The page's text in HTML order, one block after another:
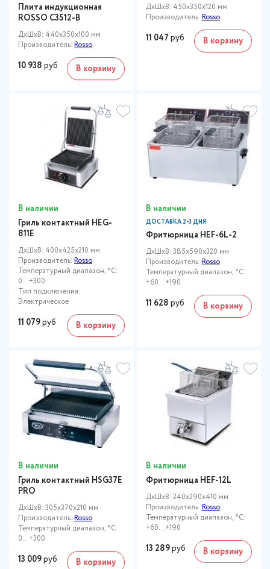
Плита индукционная
ROSSO C3512-B
ДxШxВ: 440x350x100 мм
Производитель: Rosso
10 938 руб В корзину
ДxШxВ: 450x350x120 мм
Производитель: Rosso
11 047 руб В корзину
В наличии
Гриль контактный HEG-
811E
ДxШxВ: 400x425x210 мм
Производитель: Rosso
Температурный диапазон, °C:
0…+300
Тип подключения:
Электрическое
11 079руб В корзину
В наличии
ДОСТАВКА 2-3 ДНЯ
Фритюрница HEF-6L-2
ДxШxВ: 385x590x320 мм
Производитель: Rosso
Температурный диапазон, °C:
+60…+190
11 628 руб В корзину
В наличии
Гриль контактный HSG37E
PRO
ДxШxВ: 305x370x210 мм
Производитель: Rosso
Температурный диапазон, °C:
0...+300
13 009руб В корзину
В наличии
Фритюрница HEF-12L
ДxШxВ: 240x290x410 мм
Производитель: Rosso
Температурный диапазон, °C:
+60…+190
13 289руб В корзину